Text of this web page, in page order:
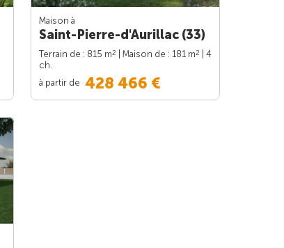
Maison à
Saint-Pierre-d'Aurillac (33)
Terrain de : 815 m2 | Maison de : 181 m2
| 4
ch.
à partir de 428 466 €